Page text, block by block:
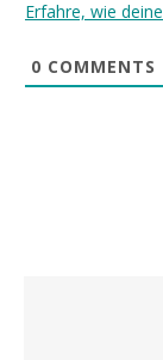
Erfahre, wie
0 COMMENTS